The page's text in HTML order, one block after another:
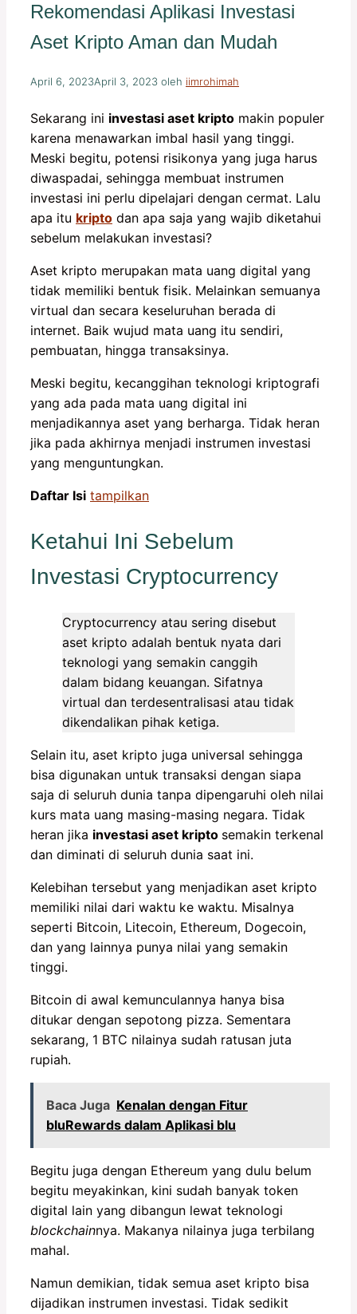
Rekomendasi Aplikasi Investasi
Aset Kripto Aman dan Mudah
April 6, 2023April 3, 2023 oleh iimrohimah
Sekarang ini investasi aset kripto makin populer
karena menawarkan imbal hasil yang tinggi.
Meski begitu, potensi risikonya yang juga harus
diwaspadai, sehingga membuat instrumen
investasi ini perlu dipelajari dengan cermat. Lalu
apa itu kripto dan apa saja yang wajib diketahui
sebelum melakukan investasi?
Aset kripto merupakan mata uang digital yang
tidak memiliki bentuk fisik. Melainkan semuanya
virtual dan secara keseluruhan berada di
internet. Baik wujud mata uang itu sendiri,
pembuatan, hingga transaksinya.
Meski begitu, kecanggihan teknologi kriptografi
yang ada pada mata uang digital ini
menjadikannya aset yang berharga. Tidak heran
jika pada akhirnya menjadi instrumen investasi
yang menguntungkan.
Daftar Isi tampilkan
Ketahui Ini Sebelum
Investasi Cryptocurrency
Cryptocurrency atau sering disebut
aset kripto adalah bentuk nyata dari
teknologi yang semakin canggih
dalam bidang keuangan. Sifatnya
virtual dan terdesentralisasi atau tidak
dikendalikan pihak ketiga.
Selain itu, aset kripto juga universal sehingga
bisa digunakan untuk transaksi dengan siapa
saja di seluruh dunia tanpa dipengaruhi oleh nilai
kurs mata uang masing-masing negara. Tidak
heran jika investasi aset kripto semakin terkenal
dan diminati di seluruh dunia saat ini.
Kelebihan tersebut yang menjadikan aset kripto
memiliki nilai dari waktu ke waktu. Misalnya
seperti Bitcoin, Litecoin, Ethereum, Dogecoin,
dan yang lainnya punya nilai yang semakin
tinggi.
Bitcoin di awal kemunculannya hanya bisa
ditukar dengan sepotong pizza. Sementara
sekarang, 1 BTC nilainya sudah ratusan juta
rupiah.
Baca Juga Kenalan dengan Fitur
bluRewards dalam Aplikasi blu
Begitu juga dengan Ethereum yang dulu belum
begitu meyakinkan, kini sudah banyak token
digital lain yang dibangun lewat teknologi
blockchainnya. Makanya nilainya juga terbilang
mahal.
Namun demikian, tidak semua aset kripto bisa
dijadikan instrumen investasi. Tidak sedikit